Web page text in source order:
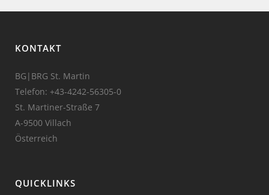
KONTAKT
BG|BRG St. Martin
Telefon: +43-4242-56305-0
St. Martiner-Straße 7
A-9500 Villach
Österreich
QUICKLINKS